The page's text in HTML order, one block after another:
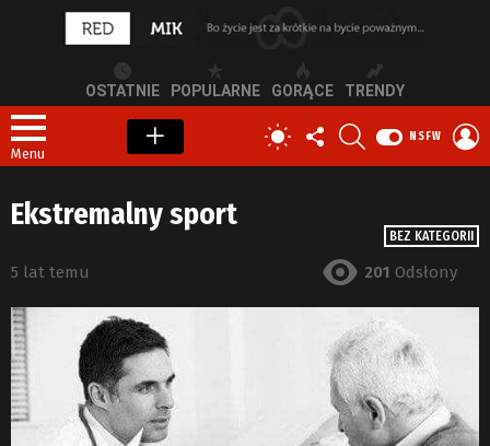
OSTATNIE POPULARNE GORĄCE TRENDY
Menu
PRZEŁĄCZ
SKÓRKĘ
OBSERWUJ
NAS
NSFW
BEZ KATEGORII
Ekstremalny sport
5 lat temu 201 Odsłony